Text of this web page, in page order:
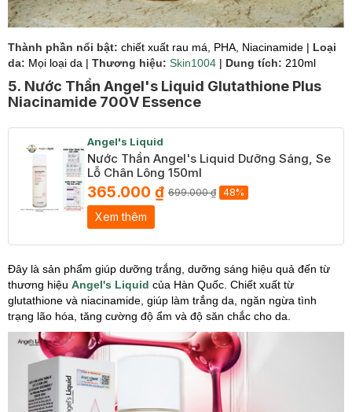
Thành phần nổi bật: chiết xuất rau má, PHA, Niacinamide | Loại
da: Mọi loại da | Thương hiệu: Skin1004 | Dung tích: 210ml
5. Nước Thần Angel's Liquid Glutathione Plus
Niacinamide 700V Essence
Angel's Liquid
Nước Thần Angel's Liquid Dưỡng Sáng, Se
Lỗ Chân Lông 150ml
365.000 ₫ 699.000 ₫ 48%
Xem thêm
Đây là sản phẩm giúp dưỡng trắng, dưỡng sáng hiệu quả đến từ
thương hiệu Angel's Liquid của Hàn Quốc. Chiết xuất từ
glutathione và niacinamide, giúp làm trắng da, ngăn ngừa tình
trạng lão hóa, tăng cường độ ẩm và độ săn chắc cho da.